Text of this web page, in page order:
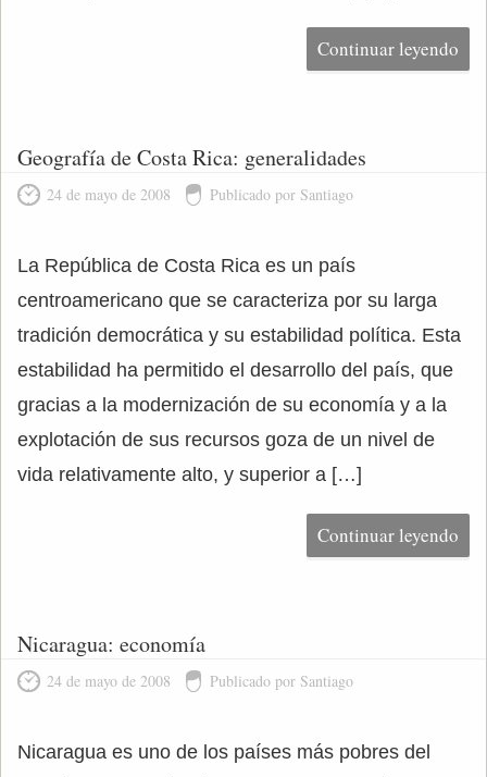
Continuar leyendo
Geografía de Costa Rica: generalidades
24 de mayo de 2008 Publicado por Santiago
La República de Costa Rica es un país
centroamericano que se caracteriza por su larga
tradición democrática y su estabilidad política. Esta
estabilidad ha permitido el desarrollo del país, que
gracias a la modernización de su economía y a la
explotación de sus recursos goza de un nivel de
vida relativamente alto, y superior a […]
Continuar leyendo
Nicaragua: economía
24 de mayo de 2008 Publicado por Santiago
Nicaragua es uno de los países más pobres del